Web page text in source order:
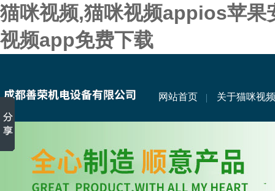
猫咪视频,猫咪视频appios苹果
视频app免费下载
网站首页 关于猫咪视频